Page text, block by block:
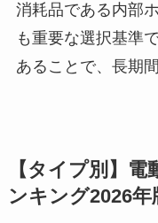
消耗品である内部
も重要な選択基準
あることで、長期
【タイプ別】
ンキング2026年